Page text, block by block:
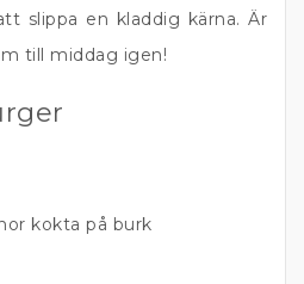
slippa en kladdig kärna. Är
till middag igen!
kokta på burk